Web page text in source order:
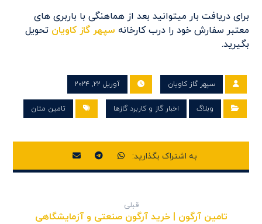
برای دریافت بار میتوانید بعد از هماهنگی با باربری های
معتبر سفارش خود را درب کارخانه سپهر گاز کاویان تحویل
بگیرید.
سپهر گاز کاویان آوریل ۲۲, ۲۰۲۴
وبلاگ اخبار گاز و کاربرد گازها تامین متان
قبلی
تامین آرگون | خرید آرگون صنعتی و آزمایشگاهی